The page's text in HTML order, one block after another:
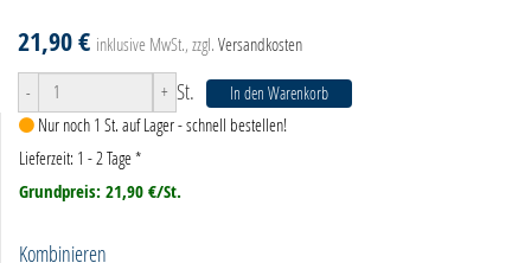
21,90 € inklusive MwSt., zzgl. Versandkosten
- + St. In den Warenkorb
Nur noch 1 St. auf Lager - schnell bestellen!
Lieferzeit: 1 - 2 Tage*
Grundpreis: 21,90 €/St.
Kombinieren